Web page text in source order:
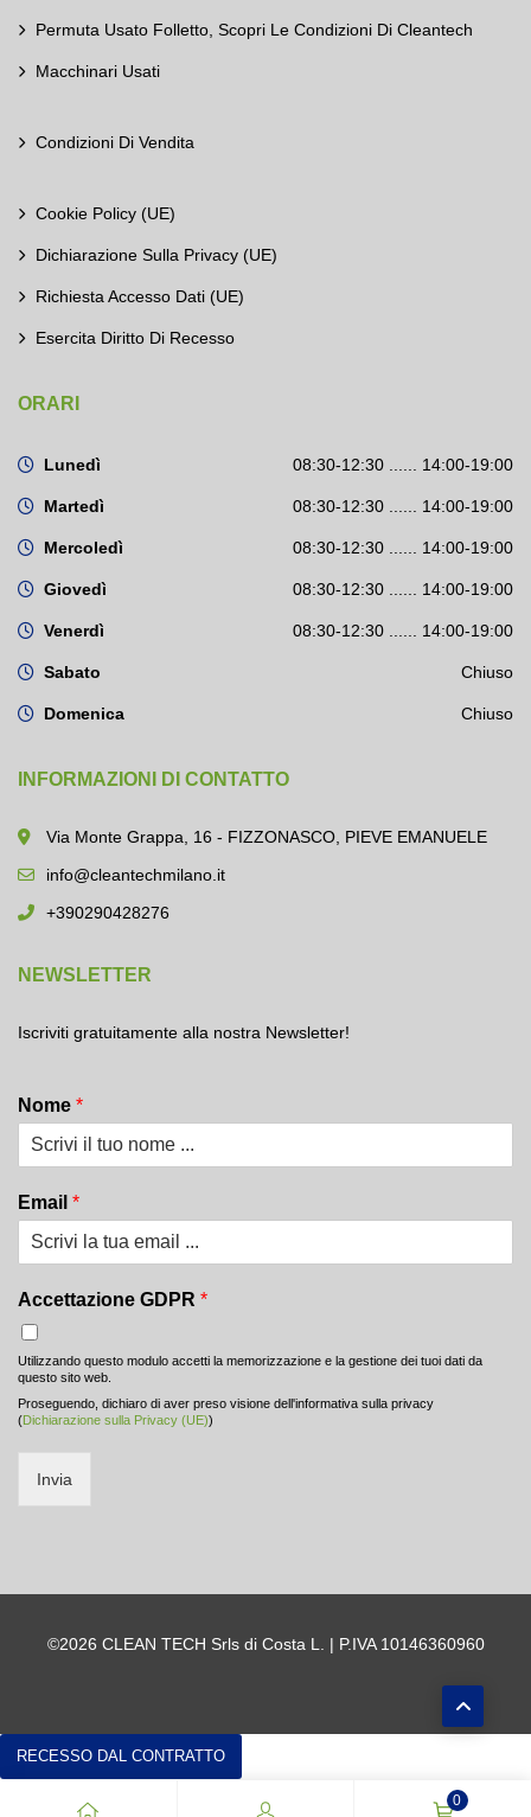
0
Permuta Usato Folletto, Scopri Le Condizioni Di Cleantech
Macchinari Usati
Condizioni Di Vendita
Cookie Policy (UE)
Dichiarazione Sulla Privacy (UE)
Richiesta Accesso Dati (UE)
Esercita Diritto Di Recesso
ORARI
Lunedì 08:30-12:30 ...... 14:00-19:00
Martedì 08:30-12:30 ...... 14:00-19:00
Mercoledì 08:30-12:30 ...... 14:00-19:00
Giovedì 08:30-12:30 ...... 14:00-19:00
Venerdì 08:30-12:30 ...... 14:00-19:00
Sabato Chiuso
Domenica Chiuso
INFORMAZIONI DI CONTATTO
Via Monte Grappa, 16 - FIZZONASCO, PIEVE EMANUELE
info@cleantechmilano.it
+390290428276
NEWSLETTER
Iscriviti gratuitamente alla nostra Newsletter!
Nome *
Email *
Accettazione GDPR *
Utilizzando questo modulo accetti la memorizzazione e la gestione dei tuoi dati da
questo sito web.
Proseguendo, dichiaro di aver preso visione dell'informativa sulla privacy
(Dichiarazione sulla Privacy (UE))
Invia
©2026 CLEAN TECH Srls di Costa L. | P.IVA 10146360960
RECESSO DAL CONTRATTO